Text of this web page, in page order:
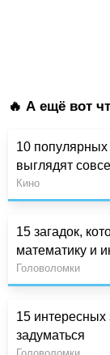
🔥 А ещё вот
10 популярных
выглядят
Кино
15 загадок,
математику и
Головоломки
15 интересных
задуматься